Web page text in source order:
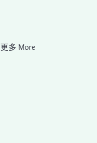
更多 More